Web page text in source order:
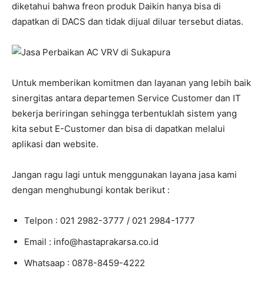
diketahui bahwa freon produk Daikin hanya bisa di
dapatkan di DACS dan tidak dijual diluar tersebut diatas.
Untuk memberikan komitmen dan layanan yang lebih baik
sinergitas antara departemen Service Customer dan IT
bekerja beriringan sehingga terbentuklah sistem yang
kita sebut E-Customer dan bisa di dapatkan melalui
aplikasi dan website.
Jangan ragu lagi untuk menggunakan layana jasa kami
dengan menghubungi kontak berikut :
Telpon : 021 2982-3777 / 021 2984-1777
Email : info@hastaprakarsa.co.id
Whatsaap : 0878-8459-4222